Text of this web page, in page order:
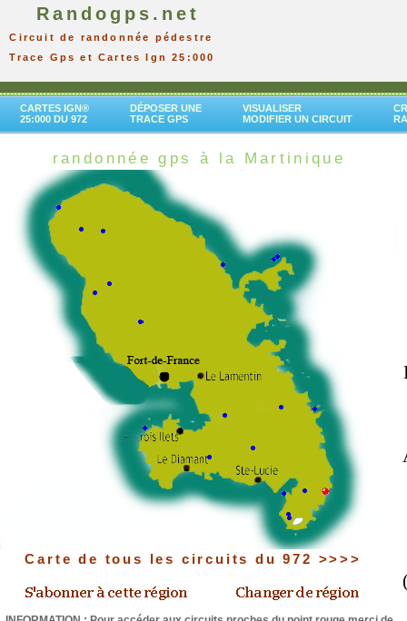
Randogps.net
Circuit de randonnée pédestre
Trace Gps et Cartes Ign 25:000
CARTES IGN®
25:000 DU 972
DÉPOSER UNE
TRACE GPS
VISUALISER
MODIFIER UN CIRCUIT
randonnée gps à la Martinique
Carte de tous les circuits du 972 >>>>